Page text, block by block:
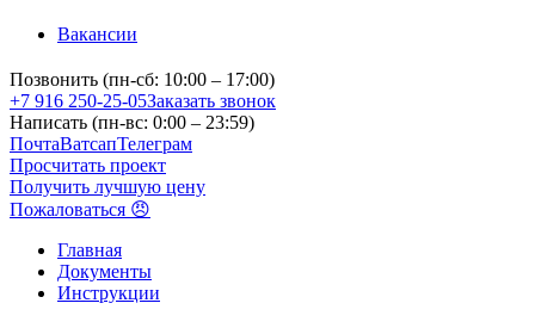
Вакансии
Позвонить (пн-сб: 10:00 – 17:00)
+7 916 250-25-05Заказать звонок
Написать (пн-вс: 0:00 – 23:59)
ПочтаВатсапТелеграм
Просчитать проект
Получить лучшую цену
Пожаловаться 😠
Главная
Документы
Инструкции